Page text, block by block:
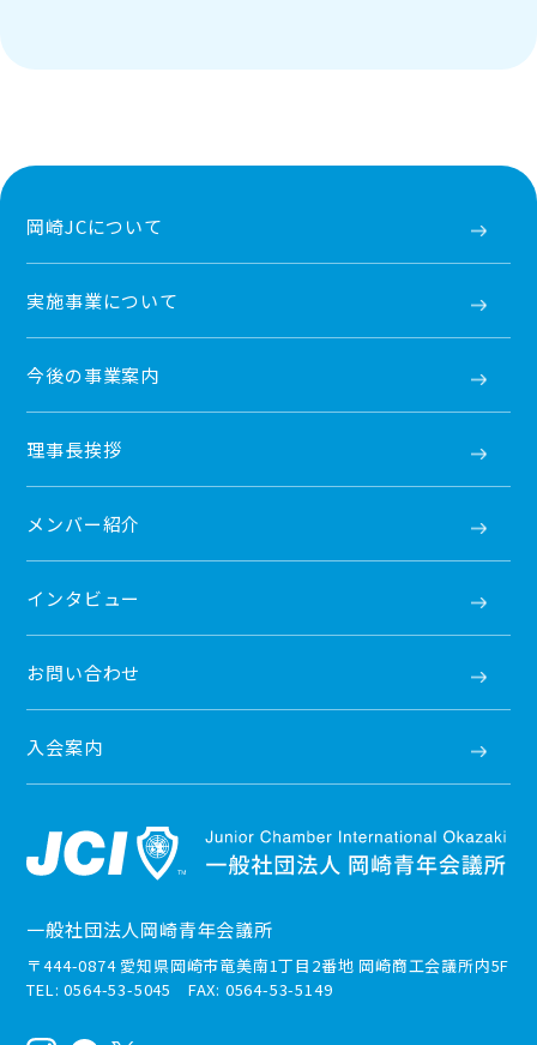
岡崎JCについて
実施事業について
今後の事業案内
理事長挨拶
メンバー紹介
インタビュー
お問い合わせ
入会案内
一般社団法人岡崎青年会議所
〒444-0874 愛知県岡崎市竜美南1丁目2番地 岡崎商工会議所内5F
TEL: 0564-53-5045 FAX: 0564-53-5149